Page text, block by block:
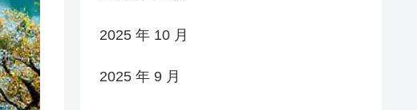
2025 年 10 月
2025 年 9 月